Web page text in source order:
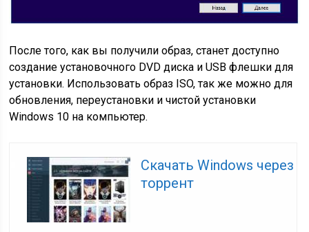
После того, как вы получили образ, станет доступно
создание установочного DVD диска и USB флешки для
установки. Использовать образ ISO, так же можно для
обновления, переустановки и чистой установки
Windows 10 на компьютер.
Скачать Windows через
торрент